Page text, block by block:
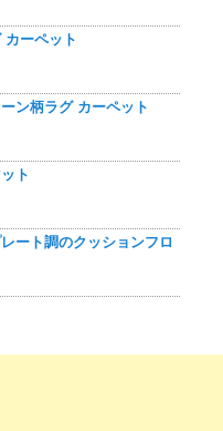
ーペット
ン柄ラグ カーペット
ト
ート調のクッションフロ